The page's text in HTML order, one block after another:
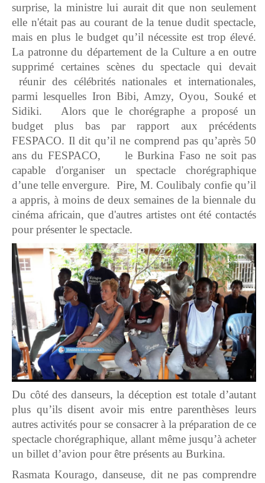
surprise, la ministre lui aurait dit que non seulement
elle n'était pas au courant de la tenue dudit spectacle,
mais en plus le budget qu’il nécessite est trop élevé.
La patronne du département de la Culture a en outre
supprimé certaines scènes du spectacle qui devait
réunir des célébrités nationales et internationales,
parmi lesquelles Iron Bibi, Amzy, Oyou, Souké et
Sidiki. Alors que le chorégraphe a proposé un
budget plus bas par rapport aux précédents
FESPACO. Il dit qu’il ne comprend pas qu’après 50
ans du FESPACO, le Burkina Faso ne soit pas
capable d'organiser un spectacle chorégraphique
d’une telle envergure. Pire, M. Coulibaly confie qu’il
a appris, à moins de deux semaines de la biennale du
cinéma africain, que d'autres artistes ont été contactés
pour présenter le spectacle.
Du côté des danseurs, la déception est totale d’autant
plus qu’ils disent avoir mis entre parenthèses leurs
autres activités pour se consacrer à la préparation de ce
spectacle chorégraphique, allant même jusqu’à acheter
un billet d’avion pour être présents au Burkina.
Rasmata Kourago, danseuse, dit ne pas comprendre